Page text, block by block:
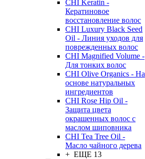
CHI Keratin -
Кератиновое
восстановление волос
CHI Luxury Black Seed
Oil - Линия уходов для
поврежденных волос
CHI Magnified Volume -
Для тонких волос
CHI Olive Organics - На
основе натуральных
ингредиентов
CHI Rose Hip Oil -
Защита цвета
окрашенных волос с
маслом шиповника
CHI Tea Tree Oil -
Масло чайного дерева
+ ЕЩЕ 13